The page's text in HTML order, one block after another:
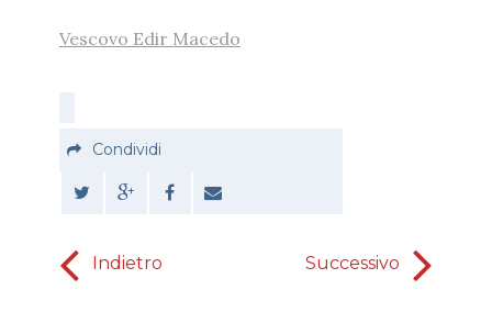
Vescovo Edir Macedo
Condividi
Indietro Successivo